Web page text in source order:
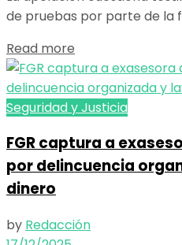
de pruebas por parte de la
Read more
Seguridad y Justicia
FGR captura a
por delincuencia
dinero
by Redacción